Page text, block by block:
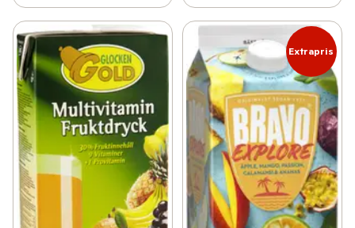
Extrapris